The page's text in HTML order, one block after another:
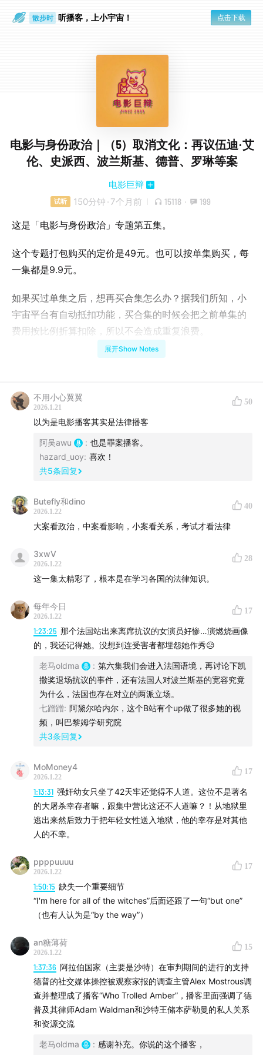
散步时 听播客，上小宇宙！ 点击下载
电影与身份政治｜（5）取消文化：再议伍迪·艾
伦、史派西、波兰斯基、德普、罗琳等案
电影巨辩
试听 150分钟 · 7个月前 15118 · 199
这是「电影与身份政治」专题第五集。
这个专题打包购买的定价是49元。也可以按单集购买，每
一集都是9.9元。
如果买过单集之后，想再买合集怎么办？据我们所知，小
宇宙平台有自动抵扣功能，买合集的时候会把之前单集的
费用按比例折算扣除，所以不会造成重复浪费。
点击这个链接，可以直达专题购买：专题直达链接
开链接，登录小宇宙后点击「立即购买」，可以为我们省
下 30%「苹果税」扣点，感谢支持！
在前面四集中，我们从政治理论的层面，梳理了多元文化
和身份政治运动的来龙去脉，支持和反对它的理由，以及
我们从资本、高管、艺术家、工会、社会团体等多个维
度，全方位展示，这种左翼生态是怎么催生了本世纪这场
声势浩大的身份政治运动。我们还讨论了很多具体的美国
影片案例，从1990年代直到今天，包括《老爷车》《米尔
克》《橘色》《神奇女侠》《逃出绝命镇》《绿皮书》
《芭比》《罪人》等片，最后总结蔓延数十年的身份政治
今天这一集讨论极具争议的「取消文化」，我们将围绕伍
迪·艾伦、凯文·史派西、波兰斯基、梅尔·吉布森、德普和
实出发，聊到法律和道德层面的判断。
老马：一个中年影评人，在播客领域重新出发。关于电
阿吴：也是一个中年影评人，也要在播客领域重新出发，
有很多观点挑战多数人的常识。
详细时间轴：
原先叫指控文化
在演艺圈特别有效
和言论自由的关系
宪法第一修正案
00:08:44韦恩斯坦的权力构成
他代表声望和荣誉的权力
好莱坞权力结构碎片化
权力节点
展开Show Notes
不用小心翼翼
2026.1.21
50
以为是电影播客其实是法律播客
阿吴awu : 也是罪案播客。
hazard_uoy: 喜欢！
共5条回复
Butefly和dino
2026.1.22
40
大案看政治，中案看影响，小案看关系，考试才看法律
3xwV
2026.1.22
28
这一集太精彩了，根本是在学习各国的法律知识。
每年今日
2026.1.22
17
1:23:25 那个法国站出来离席抗议的女演员好惨…演燃烧画像
的，我还记得她。没想到连受害者都埋怨她作秀😥
老马oldma : 第六集我们会进入法国语境，再讨论下凯
撒奖退场抗议的事件，还有法国人对波兰斯基的宽容究竟
为什么，法国也存在对立的两派立场。
七蹭蹭: 阿黛尔哈内尔，这个B站有个up做了很多她的视
频，叫巴黎姆学研究院
共3条回复
MoMoney4
2026.1.22
17
1:13:31 强奸幼女只坐了42天牢还觉得不人道。这位不是著名
的大屠杀幸存者嘛，跟集中营比这还不人道嘛？！从地狱里
逃出来然后致力于把年轻女性送入地狱，他的幸存是对其他
人的不幸。
ppppuuuu
2026.1.22
17
1:50:15 缺失一个重要细节
“I'm here for all of the witches”后面还跟了一句“but one”
（也有人认为是“by the way”）
an糖薄荷
2026.1.22
15
1:37:36 阿拉伯国家（主要是沙特）在审判期间的进行的支持
德普的社交媒体操控被观察家报的调查主管Alex Mostrous调
查并整理成了播客“Who Trolled Amber”，播客里面强调了德
普及其律师Adam Waldman和沙特王储本萨勒曼的私人关系
和资源交流
老马oldma : 感谢补充。你说的这个播客，